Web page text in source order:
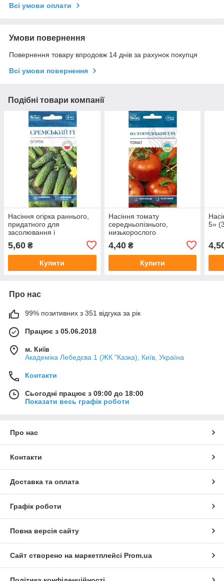
Всі умови оплати
Умови повернення
Повернення товару впродовж 14 днів за рахунок покупця
Всі умови повернення
Подібні товари компанії
Насіння огірка раннього,
придатного для
засолювання і
"Сремський" F1 (0,5 г) від
ТМ "Велес"
5,60 ₴
Купити
Насіння томату
середньопізнього,
низькорослого
"Вовгоградський 5/95" (0,3
г) від ТМ "Велес", Україна
4,40₴
Купити
5»
Про нас
99% позитивних з 351 відгука за рік
Працює з 05.06.2018
м. Київ
Академіка Лебедєва 1 (ЖК "Казка), Київ, Україна
Контакти
Сьогодні працює з 09:00 до 18:00
Показати весь графік роботи
Про нас
Контакти
Доставка та оплата
Графік роботи
Повна версія сайту
Сайт створено на маркетплейсі Prom.ua